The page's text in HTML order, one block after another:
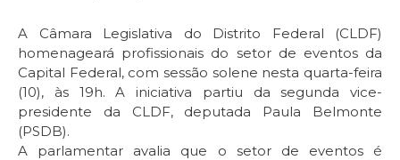
A Câmara Legislativa do Distrito Federal (CLDF)
homenageará profissionais do setor de eventos da
Capital Federal, com sessão solene nesta quarta-feira
(10), às 19h. A iniciativa partiu da segunda vice-
presidente da CLDF, deputada Paula Belmonte
(PSDB).
A parlamentar avalia que o setor de eventos é